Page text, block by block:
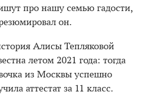
про нашу семью гадости,
он.
Алисы Тепляковой
летом 2021 года: тогда
из Москвы успешно
аттестат за 11 класс.